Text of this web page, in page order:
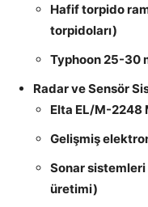
Hafif torpido
torpidoları)
Typhoon 25-30
Radar ve Sensör
Elta EL/M-2248
Gelişmiş
Sonar
üretimi)